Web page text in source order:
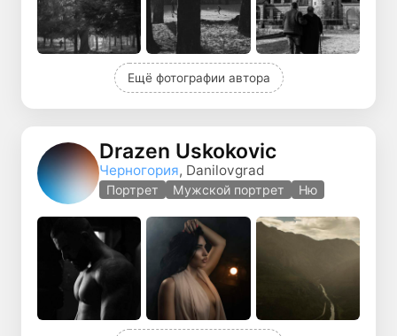
Ещё фотографии автора
Drazen Uskokovic
Черногория, Danilovgrad
Портрет Мужской портрет Ню